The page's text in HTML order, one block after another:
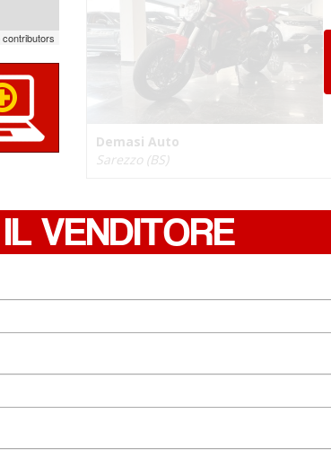
Demasi Auto
Sarezzo (BS)
VENDITORE